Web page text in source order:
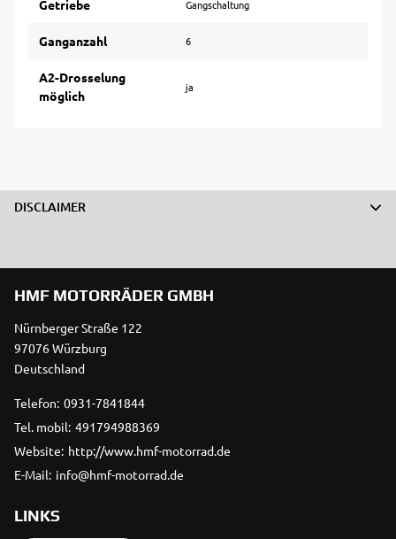
Getriebe Gangschaltung
Ganganzahl 6
A2-Drosselung
möglich
ja
DISCLAIMER
HMF MOTORRÄDER GMBH
Nürnberger Straße 122
97076 Würzburg
Deutschland
Telefon: 0931-7841844
Tel. mobil: 491794988369
Website: http://www.hmf-motorrad.de
E-Mail: info@hmf-motorrad.de
LINKS